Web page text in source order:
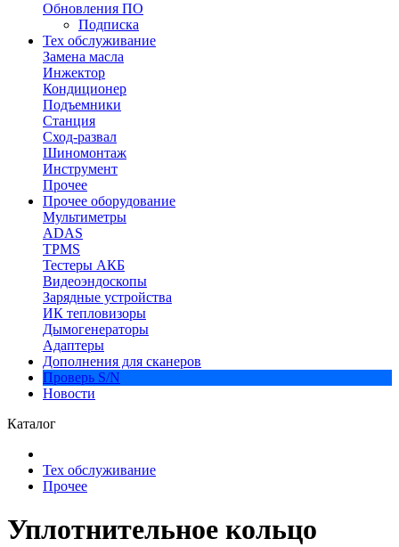
Обновления ПО
Подписка
Тех обслуживание
Замена масла
Инжектор
Кондиционер
Подъемники
Станция
Сход-развал
Шиномонтаж
Инструмент
Прочее
Прочее оборудование
Мультиметры
ADAS
TPMS
Тестеры АКБ
Видеоэндоскопы
Зарядные устройства
ИК тепловизоры
Дымогенераторы
Адаптеры
Дополнения для сканеров
Проверь S/N
Новости
Каталог
Тех обслуживание
Прочее
Уплотнительное кольцо